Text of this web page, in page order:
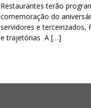
Restaurantes terão
comemoração do
servidores e terceirizados,
e trajetórias A […]